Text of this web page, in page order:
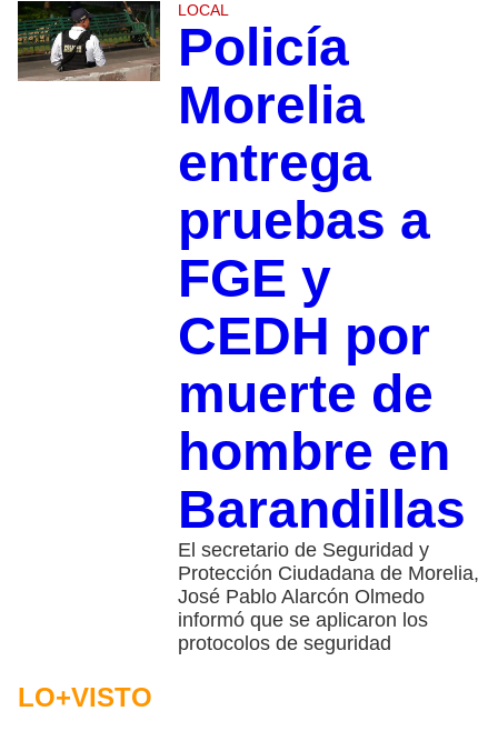
LOCAL
Policía
Morelia
entrega
pruebas a
FGE y
CEDH por
muerte de
hombre en
Barandillas
El secretario de Seguridad y
Protección Ciudadana de Morelia,
José Pablo Alarcón Olmedo
informó que se aplicaron los
protocolos de seguridad
LO+VISTO